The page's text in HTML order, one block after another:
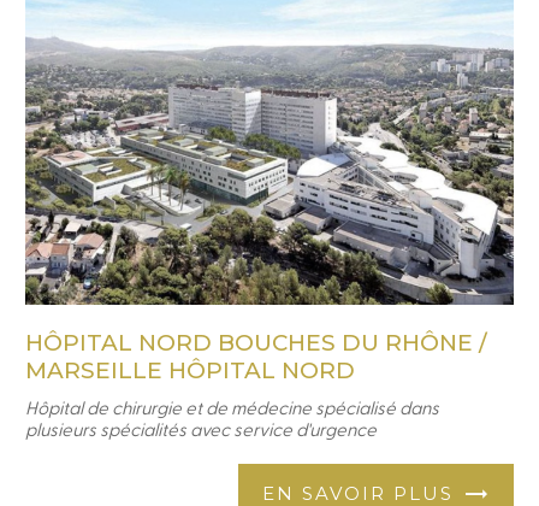
HÔPITAL NORD BOUCHES DU RHÔNE /
MARSEILLE HÔPITAL NORD
Hôpital de chirurgie et de médecine spécialisé dans
plusieurs spécialités avec service d'urgence
EN SAVOIR PLUS